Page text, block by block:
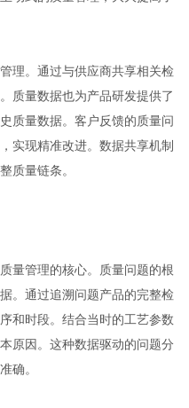
。通过与供应商共享相关检
质量数据也为产品研发提供了
质量数据。客户反馈的质量问
实现精准改进。数据共享机制
质量链条。
管理的核心。质量问题的根
。通过追溯问题产品的完整检
和时段。结合当时的工艺参数
原因。这种数据驱动的问题分
确。